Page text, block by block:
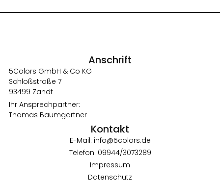
Anschrift
5Colors GmbH & Co KG
Schloßstraße 7
93499 Zandt
Ihr Ansprechpartner:
Thomas Baumgartner
Kontakt
E-Mail: info@5colors.de
Telefon: 09944/3073289
Impressum
Datenschutz